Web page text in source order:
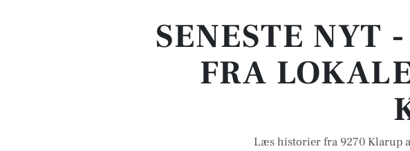
SENESTE NYT
FRA
Læs historier fra 9270 Klarup